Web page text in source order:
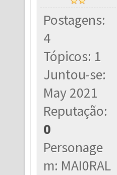
Postagens:
4
Tópicos: 1
Juntou-se:
May 2021
Reputação:
0
Personage
m: MAI0RAL